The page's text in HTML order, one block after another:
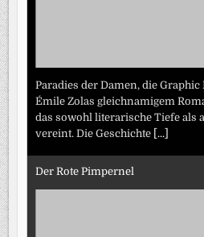
Paradies der Damen, die
Émile Zolas gleichnamigem
das sowohl literarische Tiefe als
vereint. Die Geschichte [...]
Der Rote Pimpernel